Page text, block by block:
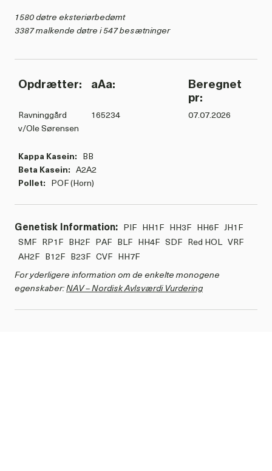
1580 døtre eksteriørbedømt
3387 malkende døtre i 547 besætninger
Opdrætter: aAa:
Beregnet
pr:
Ravninggård
v/Ole Sørensen
165234 07.07.2026
Kappa Kasein: BB
Beta Kasein: A2A2
Pollet: POF (Horn)
Genetisk Information: PIF HH1F HH3F HH6F JH1F
SMF RP1F BH2F PAF BLF HH4F SDF Red HOL VRF
AH2F B12F B23F CVF HH7F
For yderligere information om de enkelte monogene
egenskaber:NAV – Nordisk Avlsværdi Vurdering